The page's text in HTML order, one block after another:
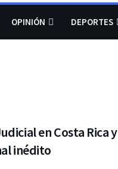
OPINIÓN DEPORTES
en Costa Rica y
inédito